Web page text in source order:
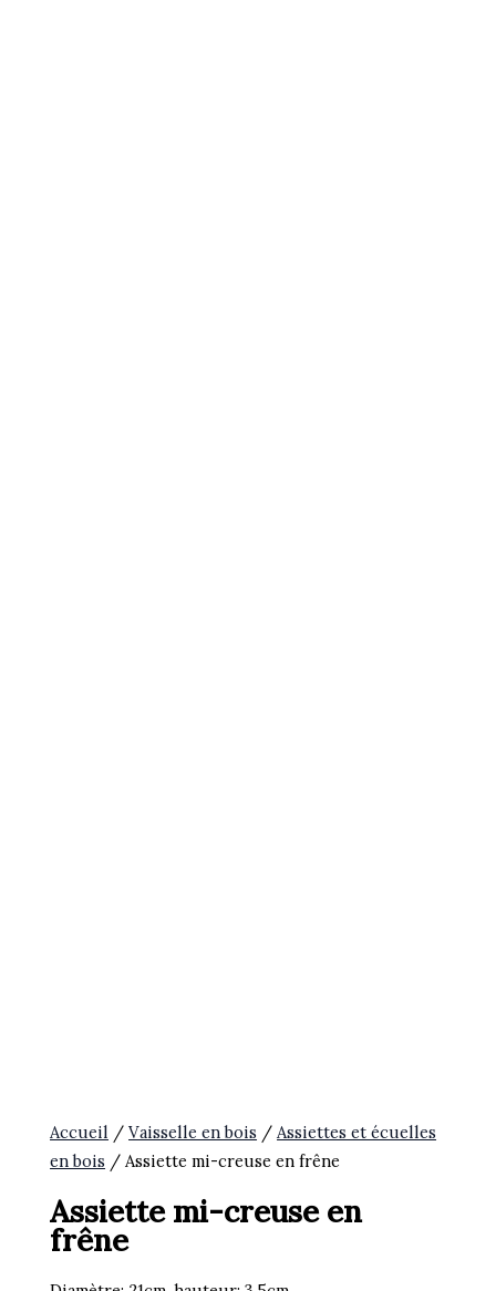
Accueil /Vaisselle en bois /Assiettes et écuelles
en bois / Assiette mi-creuse en frêne
Assiette mi-creuse en
frêne